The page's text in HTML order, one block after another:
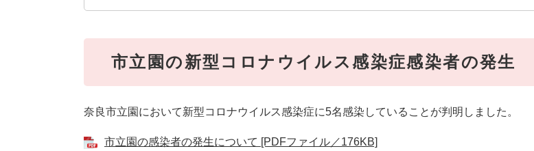
市立園の新型コロナウイルス感染症感染者の発生
奈良市立園において新型コロナウイルス感染症に5名感染していることが判明しました
市立園の感染者の発生について [PDFファイル／176KB]